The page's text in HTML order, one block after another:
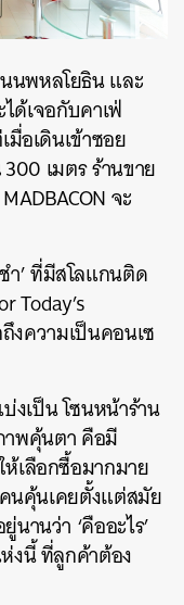
นพหลโยธิน และ
ด้เจอกับคาเฟ่
อเดินเข้าซอย
เมตร ร้านขาย
จะ
ำ’ ที่มีสโลแกนติด
Today’s
งความเป็นคอนเซ
งเป็น โซนหน้าร้าน
าพคุ้นตา คือมี
เลือกซื้อมากมาย
นคุ้นเคยตั้งแต่สมัย
านว่า ‘คืออะไร’
งนี้ ที่ลูกค้าต้อง